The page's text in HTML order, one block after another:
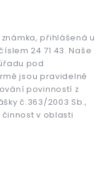
přihlášená u
24 71 43. Naše
pod
jsou pravidelně
povinností z
č.363/2003 Sb.,
v oblasti